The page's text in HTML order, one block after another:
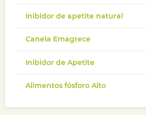
Inibidor de apetite natural
Canela Emagrece
Inibidor de Apetite
Alimentos fósforo Alto